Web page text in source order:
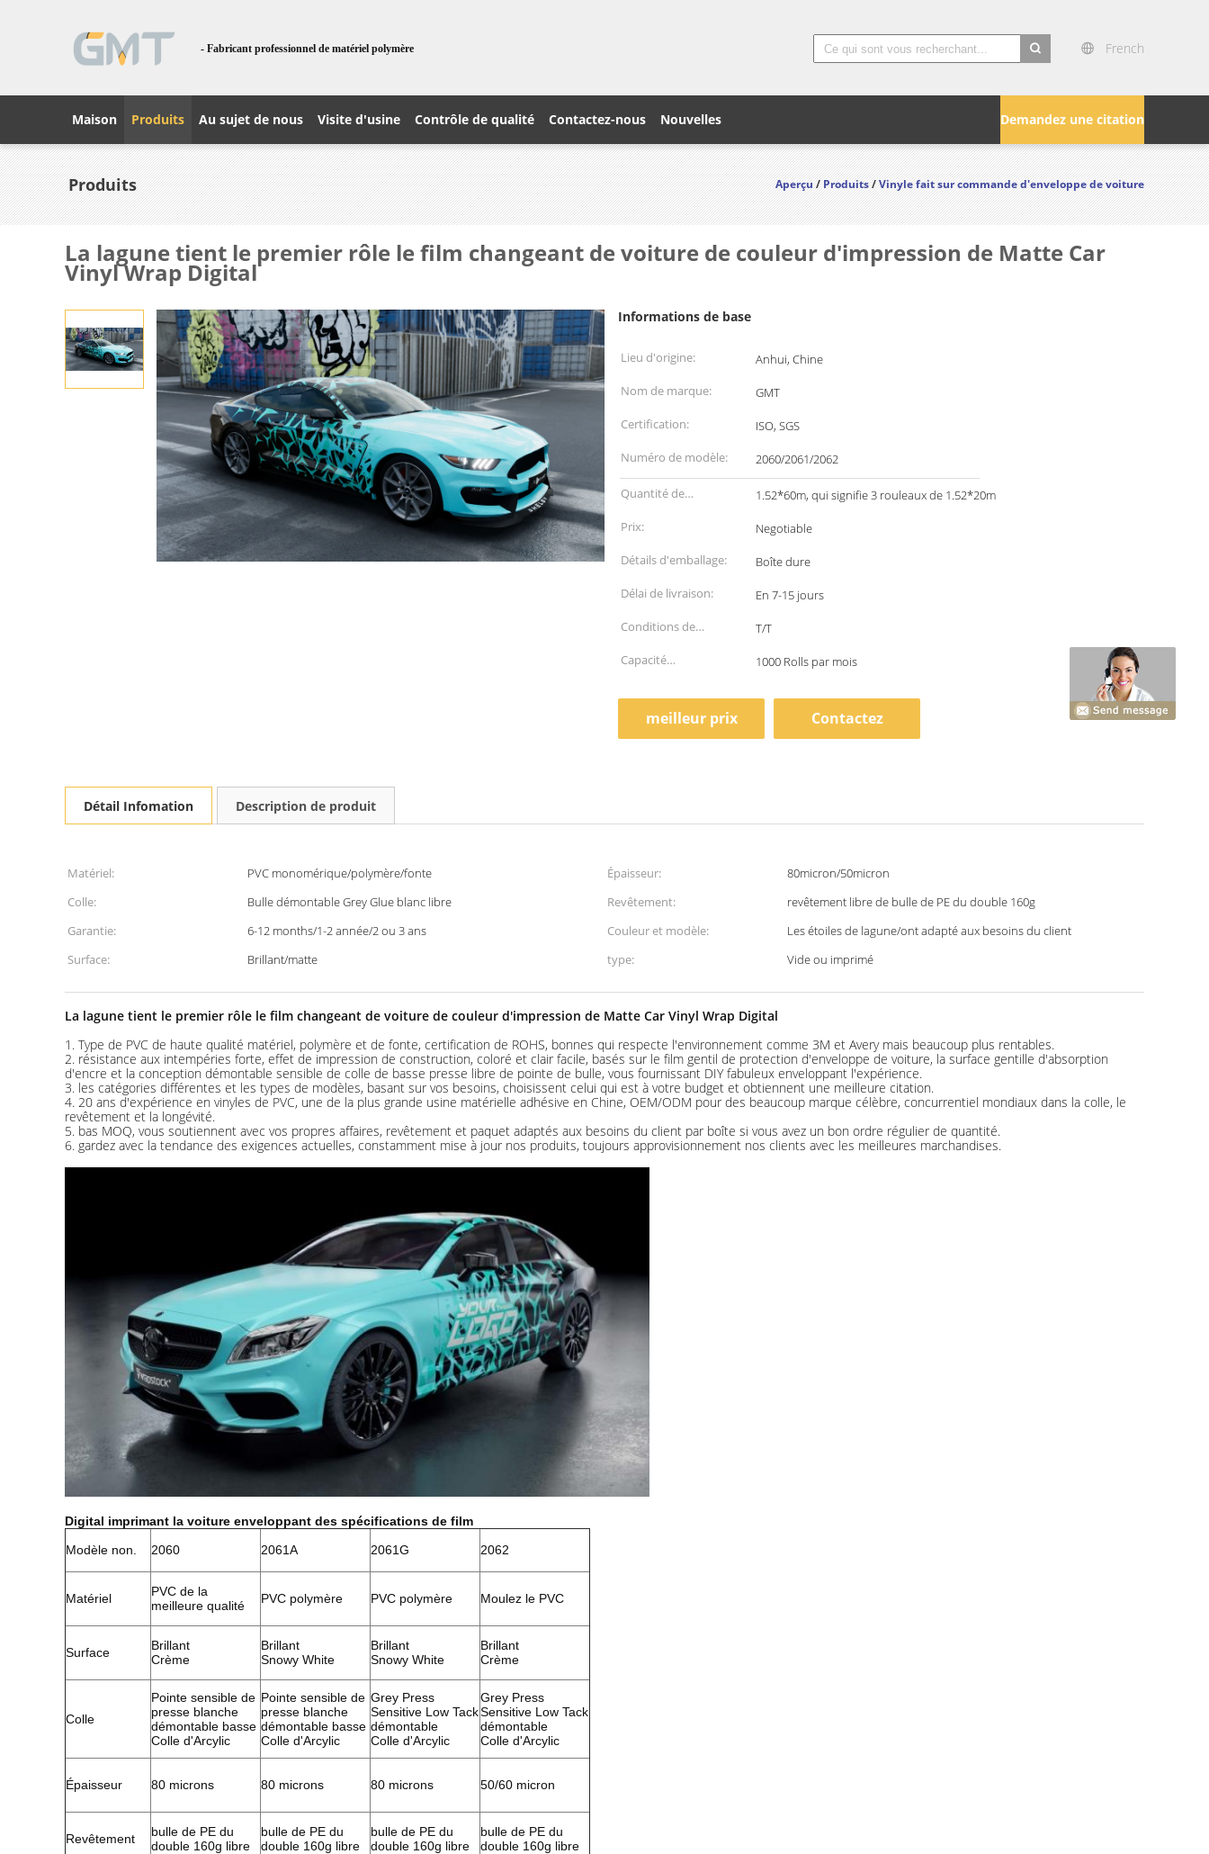
- Fabricant professionnel de matériel polymère French
Demandez une citation
Maison Produits Au sujet de nous Visite d'usine Contrôle de qualité Contactez-nous Nouvelles
Produits Aperçu/Produits/Vinyle fait sur commande d'enveloppe de voiture
La lagune tient le premier rôle le film changeant de voiture de couleur d'impression de Matte Car
Vinyl Wrap Digital
Informations de base
Lieu d'origine:
Anhui, Chine
Nom de marque:
GMT
Certification:
ISO, SGS
Numéro de modèle:
2060/2061/2062
Quantité de
commande min:
1.52*60m, qui signifie 3 rouleaux de 1.52*20m
Prix:
Negotiable
Détails d'emballage:
Boîte dure
Délai de livraison:
En 7-15 jours
Conditions de
paiement:
T/T
Capacité
1000 Rolls par mois
meilleur prix Contactez
Détail Infomation Description de produit
Matériel: PVC monomérique/polymère/fonte Épaisseur:
80micron/50micron
Colle:
Bulle démontable Grey Glue blanc libre Revêtement:
revêtement libre de bulle de PE du double 160g
Garantie:
6-12 months/1-2 année/2 ou 3 ans Couleur et modèle:
Les étoiles de lagune/ont adapté aux besoins du client
Surface:
Brillant/matte type: Vide ou imprimé
La lagune tient le premier rôle le film changeant de voiture de couleur d'impression de Matte Car Vinyl Wrap Digital
1. Type de PVC de haute qualité matériel, polymère et de fonte, certification de ROHS, bonnes qui respecte l'environnement comme 3M et Avery mais beaucoup plus rentables.
2. résistance aux intempéries forte, effet de impression de construction, coloré et clair facile, basés sur le film gentil de protection d'enveloppe de voiture, la surface gentille d'absorption
d'encre et la conception démontable sensible de colle de basse presse libre de pointe de bulle, vous fournissant DIY fabuleux enveloppant l'expérience.
3. les catégories différentes et les types de modèles, basant sur vos besoins, choisissent celui qui est à votre budget et obtiennent une meilleure citation.
4. 20 ans d'expérience en vinyles de PVC, une de la plus grande usine matérielle adhésive en Chine, OEM/ODM pour des beaucoup marque célèbre, concurrentiel mondiaux dans la colle, le
revêtement et la longévité.
5. bas MOQ, vous soutiennent avec vos propres affaires, revêtement et paquet adaptés aux besoins du client par boîte si vous avez un bon ordre régulier de quantité.
6. gardez avec la tendance des exigences actuelles, constamment mise à jour nos produits, toujours approvisionnement nos clients avec les meilleures marchandises.
Digital imprimant la voiture enveloppant des spécifications de film
Modèle non.
2060 2061A 2061G 2062
Matériel
PVC de la
meilleure qualité
PVC polymère PVC polymère Moulez le PVC
Surface
Brillant
Crème
Brillant
Snowy White
Brillant
Snowy White
Brillant
Crème
Colle
Pointe sensible de
presse blanche
démontable basse
Colle d'Arcylic
Pointe sensible de
presse blanche
démontable basse
Colle d'Arcylic
Grey Press
Sensitive Low Tack
démontable
Colle d'Arcylic
Grey Press
Sensitive Low Tack
démontable
Colle d'Arcylic
Épaisseur 80 microns 80 microns 80 microns 50/60 micron
Revêtement
bulle de PE du
double 160g libre
bulle de PE du
double 160g libre
bulle de PE du
double 160g libre
bulle de PE du
double 160g libre